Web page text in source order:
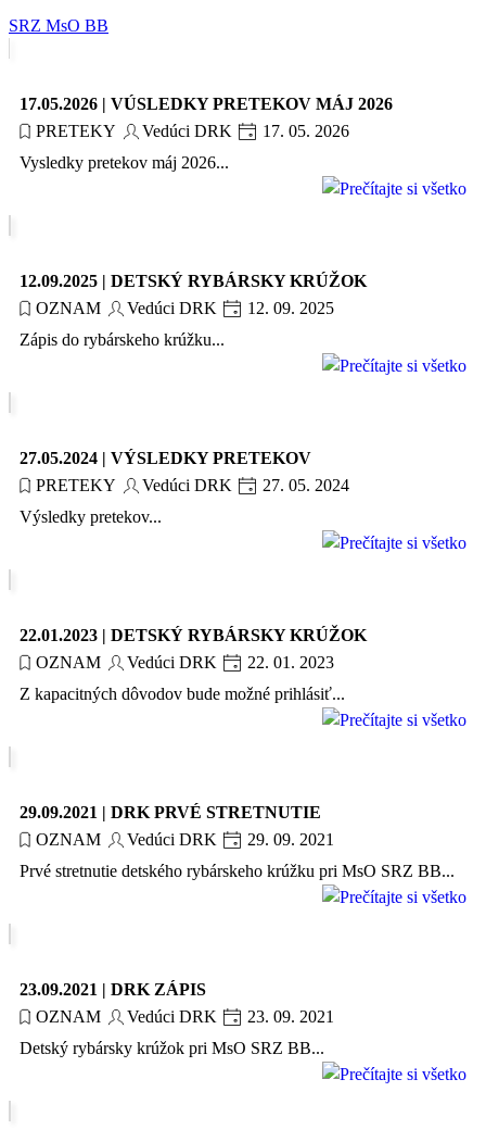
SRZ MsO BB
17.05.2026 | VÚSLEDKY PRETEKOV MÁJ 2026
PRETEKY
Vedúci DRK
17. 05. 2026
Vysledky pretekov máj 2026...
12.09.2025 | DETSKÝ RYBÁRSKY KRÚŽOK
OZNAM
Vedúci DRK
12. 09. 2025
Zápis do rybárskeho krúžku...
27.05.2024 | VÝSLEDKY PRETEKOV
PRETEKY
Vedúci DRK
27. 05. 2024
Výsledky pretekov...
22.01.2023 | DETSKÝ RYBÁRSKY KRÚŽOK
OZNAM
Vedúci DRK
22. 01. 2023
Z kapacitných dôvodov bude možné prihlásiť...
29.09.2021 | DRK PRVÉ STRETNUTIE
OZNAM
Vedúci DRK
29. 09. 2021
Prvé stretnutie detského rybárskeho krúžku pri MsO SRZ BB...
23.09.2021 | DRK ZÁPIS
OZNAM
Vedúci DRK
23. 09. 2021
Detský rybársky krúžok pri MsO SRZ BB...